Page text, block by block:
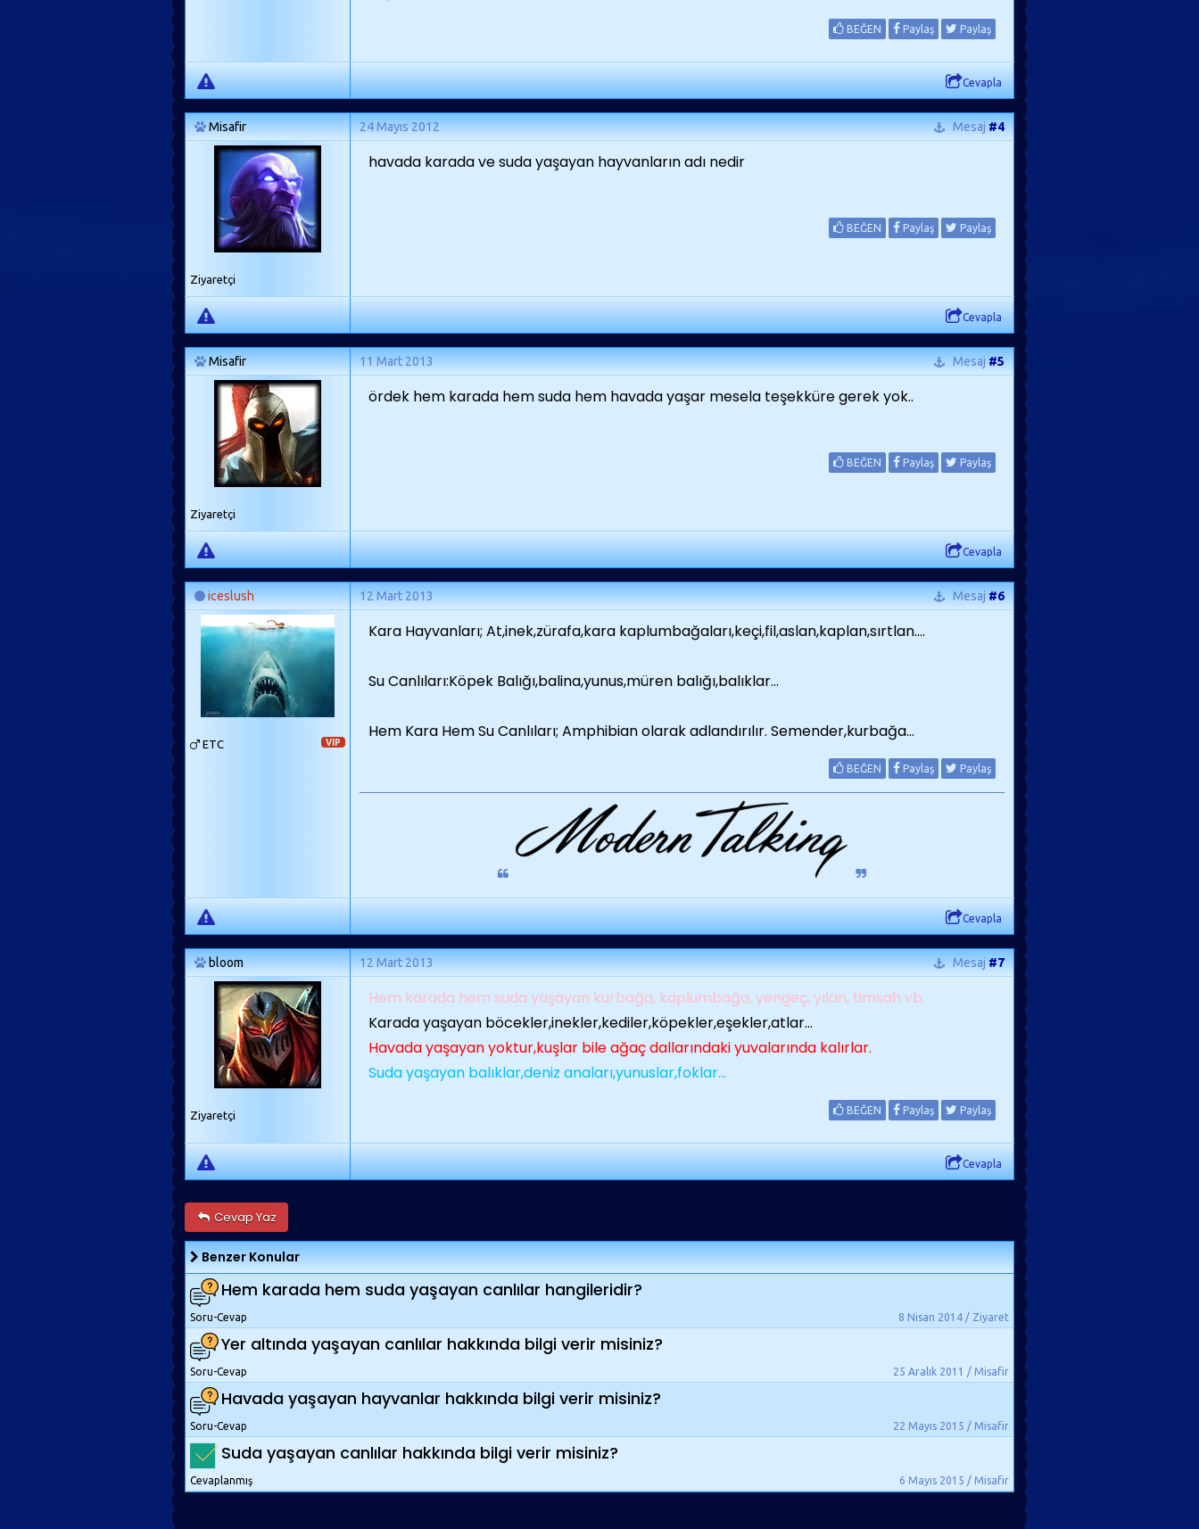
BEĞEN Paylaş Paylaş
Cevapla
Misafir 24 Mayıs 2012 Mesaj#4
Ziyaretçi
havada karada ve suda yaşayan hayvanların adı nedir
BEĞEN Paylaş Paylaş
Cevapla
Misafir 11 Mart 2013 Mesaj#5
Ziyaretçi
ördek hem karada hem suda hem havada yaşar mesela teşekküre gerek yok..
BEĞEN Paylaş Paylaş
Cevapla
iceslush 12 Mart 2013 Mesaj#6
VIP
ETC
Kara Hayvanları; At,inek,zürafa,kara kaplumbağaları,keçi,fil,aslan,kaplan,sırtlan....
Su Canlıları:Köpek Balığı,balina,yunus,müren balığı,balıklar...
Hem Kara Hem Su Canlıları; Amphibian olarak adlandırılır. Semender,kurbağa...
BEĞEN Paylaş Paylaş
Cevapla
bloom 12 Mart 2013 Mesaj#7
Ziyaretçi
Hem karada hem suda yaşayan kurbağa, kaplumbağa, yengeç, yılan, timsah vb.
Karada yaşayan böcekler,inekler,kediler,köpekler,eşekler,atlar...
Havada yaşayan yoktur,kuşlar bile ağaç dallarındaki yuvalarında kalırlar.
Suda yaşayan balıklar,deniz anaları,yunuslar,foklar...
BEĞEN Paylaş Paylaş
Cevapla
Cevap Yaz
Benzer Konular
Hem karada hem suda yaşayan canlılar hangileridir?
8 Nisan 2014 / Ziyaret
Soru-Cevap
Yer altında yaşayan canlılar hakkında bilgi verir misiniz?
25 Aralık 2011 / Misafir
Soru-Cevap
Havada yaşayan hayvanlar hakkında bilgi verir misiniz?
22 Mayıs 2015 / Misafir
Soru-Cevap
Suda yaşayan canlılar hakkında bilgi verir misiniz?
6 Mayıs 2015 / Misafir
Cevaplanmış